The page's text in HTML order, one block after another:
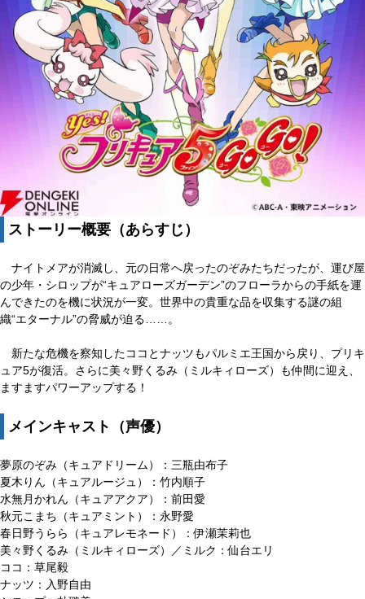
ストーリー概要（あらすじ）
ナイトメアが消滅し、元の日常へ戻ったのぞみたちだったが、運び屋
の少年・シロップが“キュアローズガーデン”のフローラからの手紙を運
んできたのを機に状況が一変。世界中の貴重な品を収集する謎の組
織“エターナル”の脅威が迫る……。
新たな危機を察知したココとナッツもパルミエ王国から戻り、プリキ
ュア5が復活。さらに美々野くるみ（ミルキィローズ）も仲間に迎え、
ますますパワーアップする！
メインキャスト（声優）
夢原のぞみ（キュアドリーム）：三瓶由布子
夏木りん（キュアルージュ）：竹内順子
水無月かれん（キュアアクア）：前田愛
秋元こまち（キュアミント）：永野愛
春日野うらら（キュアレモネード）：伊瀬茉莉也
美々野くるみ（ミルキィローズ）／ミルク：仙台エリ
ココ：草尾毅
ナッツ：入野自由